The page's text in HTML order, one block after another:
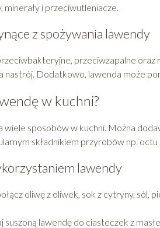
i przeciwutleniacze.
z spożywania lawendy
przeciwzapalne oraz
Dodatkowo, lawenda może
w kuchni?
wiele sposobów w kuchni. Można
składnikiem przyrobów np. octu
lawendy
oliwę z oliwek, sok z cytryny, sól,
lawendę do ciasteczek z